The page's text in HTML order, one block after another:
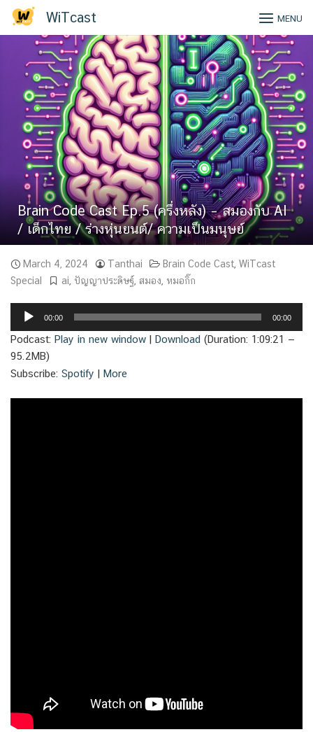
Skip
content
WiTcast MENU
Brain Code Cast Ep.5 (ครึ่งหลัง) – สมองกับ AI
/ เด็กไทย / ร่างหุ่นยนต์/ ความเป็นมนุษย์
March 4, 2024 Tanthai Brain Code Cast WiTcast
Special
ai ปัญญาประดิษฐ์ สมอง หมอกิ๊ก
Audio
00:00 00:00
Podcast: Play in new window | Download (Duration: 1:09:21 —
95.2MB)
Subscribe: Spotify | More